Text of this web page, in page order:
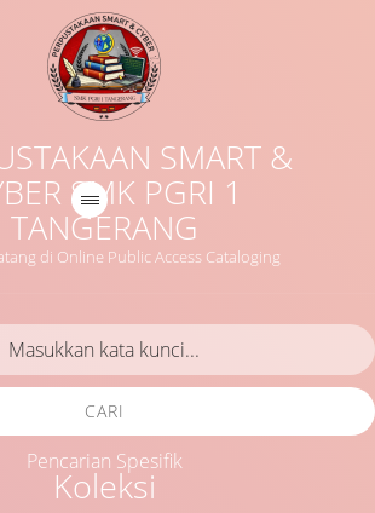
SMART &
SMK PGRI 1
TANGERANG
di Online Public Access Cataloging
Koleksi
CARI
Pencarian Spesifik